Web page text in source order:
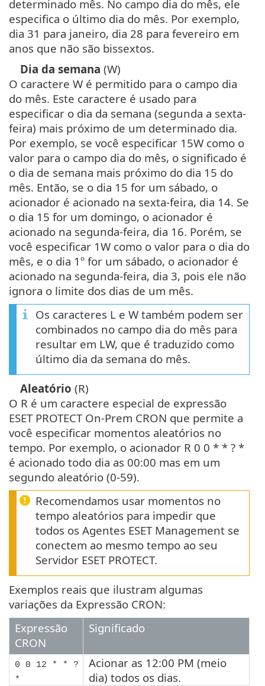
determinado mês. No campo dia do mês, ele
especifica o último dia do mês. Por exemplo,
dia 31 para janeiro, dia 28 para fevereiro em
anos que não são bissextos.
Dia da semana (W)
O caractere W é permitido para o campo dia
do mês. Este caractere é usado para
especificar o dia da semana (segunda a sexta-
feira) mais próximo de um determinado dia.
Por exemplo, se você especificar 15W como o
valor para o campo dia do mês, o significado é
o dia de semana mais próximo do dia 15 do
mês. Então, se o dia 15 for um sábado, o
acionador é acionado na sexta-feira, dia 14. Se
o dia 15 for um domingo, o acionador é
acionado na segunda-feira, dia 16. Porém, se
você especificar 1W como o valor para o dia do
mês, e o dia 1º for um sábado, o acionador é
acionado na segunda-feira, dia 3, pois ele não
ignora o limite dos dias de um mês.
Os caracteres L e W também podem ser
combinados no campo dia do mês para
resultar em LW, que é traduzido como
último dia da semana do mês.
Aleatório (R)
O R é um caractere especial de expressão
ESET PROTECT On-Prem CRON que permite a
você especificar momentos aleatórios no
tempo. Por exemplo, o acionador R 0 0 * * ? *
é acionado todo dia as 00:00 mas em um
segundo aleatório (0-59).
Recomendamos usar momentos no
tempo aleatórios para impedir que
todos os Agentes ESET Management se
conectem ao mesmo tempo ao seu
Servidor ESET PROTECT.
Exemplos reais que ilustram algumas
variações da Expressão CRON:
Expressão
CRON
Significado
0 0 12 * * ?
*
Acionar as 12:00 PM (meio
dia) todos os dias.